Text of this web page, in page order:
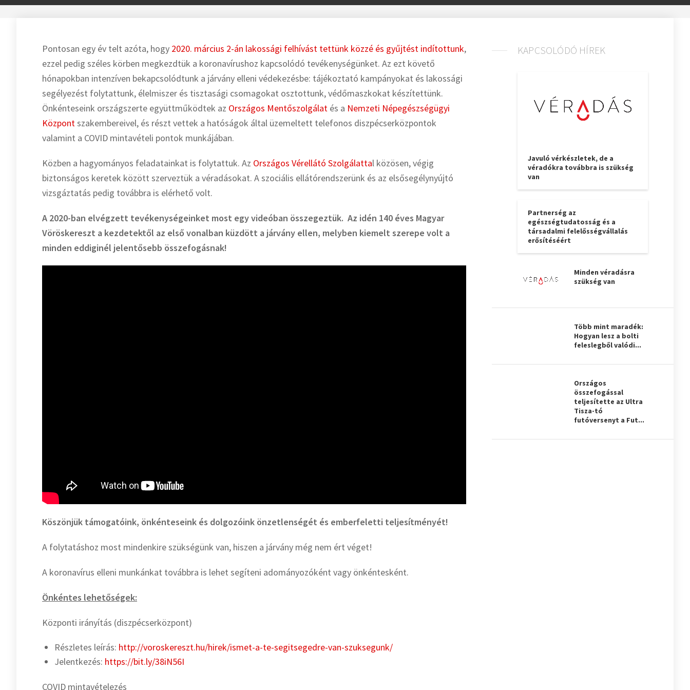
Pontosan egy év telt azóta, hogy 2020. március 2-án lakossági felhívást tettünk közzé és gyűjtést indítottunk,
ezzel pedig széles körben megkezdtük a koronavírushoz kapcsolódó tevékenységünket. Az ezt követő
hónapokban intenzíven bekapcsolódtunk a járvány elleni védekezésbe: tájékoztató kampányokat és lakossági
segélyezést folytattunk, élelmiszer és tisztasági csomagokat osztottunk, védőmaszkokat készítettünk.
Önkénteseink országszerte együttműködtek az Országos Mentőszolgálat és a Nemzeti Népegészségügyi
Központszakembereivel, és részt vettek a hatóságok által üzemeltett telefonos diszpécserközpontok
valamint a COVID mintavételi pontok munkájában.
Közben a hagyományos feladatainkat is folytattuk. Az Országos Vérellátó Szolgálattal közösen, végig
biztonságos keretek között szerveztük a véradásokat. A szociális ellátórendszerünk és az elsősegélynyújtó
vizsgáztatás pedig továbbra is elérhető volt.
A 2020-ban elvégzett tevékenységeinket most egy videóban összegeztük. Az idén 140 éves Magyar
Vöröskereszt a kezdetektől az első vonalban küzdött a járvány ellen, melyben kiemelt szerepe volt a
minden eddiginél jelentősebb összefogásnak!
Köszönjük támogatóink, önkénteseink és dolgozóink önzetlenségét és emberfeletti teljesítményét!
A folytatáshoz most mindenkire szükségünk van, hiszen a járvány még nem ért véget!
A koronavírus elleni munkánkat továbbra is lehet segíteni adományozóként vagy önkéntesként.
Önkéntes lehetőségek:
Központi irányítás (diszpécserközpont)
Részletes leírás: http://voroskereszt.hu/hirek/ismet-a-te-segitsegedre-van-szuksegunk/
Jelentkezés: https://bit.ly/38iN56I
COVID mintavételezés
KAPCSOLÓDÓ HÍREK
Javuló vérkészletek, de a
véradókra továbbra is szükség
van
Partnerség az
egészségtudatosság és a
társadalmi felelősségvállalás
erősítéséért
Minden véradásra
szükség van
Több mint maradék:
Hogyan lesz a bolti
feleslegből valódi...
Országos
összefogással
teljesítette az Ultra
Tisza-tó
futóversenyt a Fut...